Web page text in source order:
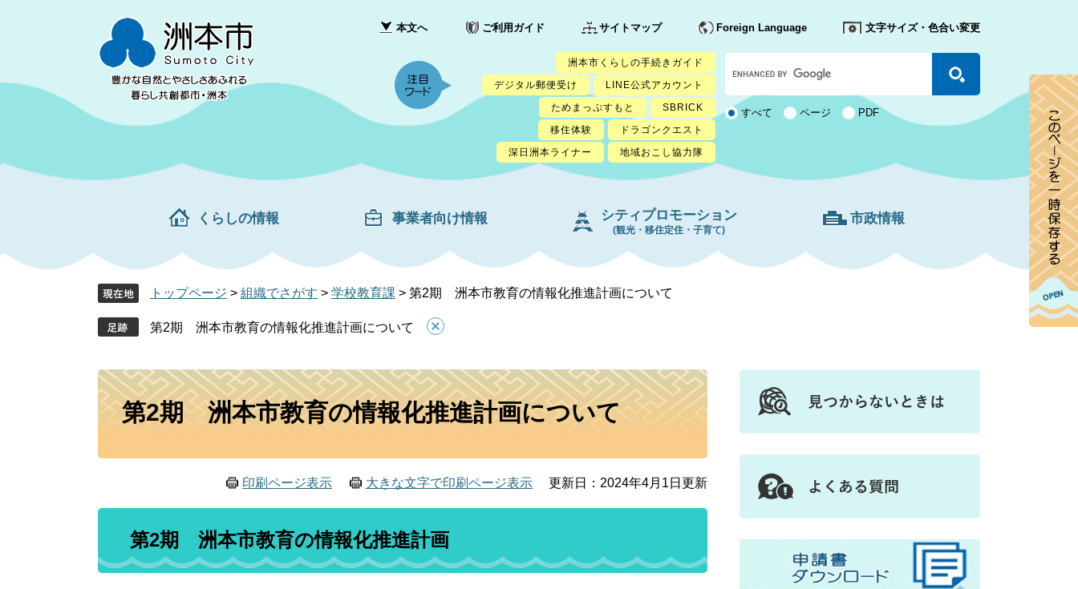
先
を
て
本文へ ご利用ガイド サイトマップ Foreign Language 文字サイズ・色合い変更
洲本市くらしの手続きガイド
デジタル郵便受け
LINE公式アカウント
ためまっぷすもと
SBRICK
移住体験
ドラゴンクエスト
深日洲本ライナー
地域おこし協力隊
カ
ス
タ
ム
検 すべて ページ PDF
くらしの情報 事業者向け情報 シティプロモーション
(観光・移住定住・子育て)
市政情報
トップページ > 組織でさがす > 学校教育課 > 第2期 洲本市教育の情報化推進計画について
第2期 洲本市教育の情報化推進計画について
本
第2期 洲本市教育の情報化推進計画について
印刷ページ表示 大きな文字で印刷ページ表示 更新日：2024年4月1日更新
第2期 洲本市教育の情報化推進計画